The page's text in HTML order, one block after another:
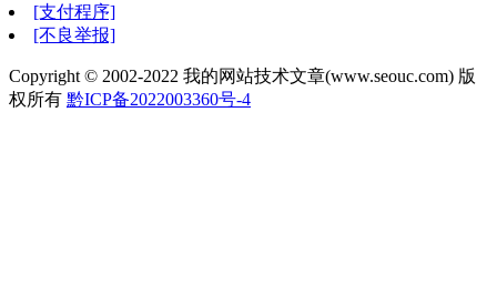
[支付程序]
[不良举报]
Copyright © 2002-2022 我的网站技术文章(www.seouc.com) 版
权所有 黔ICP备2022003360号-4